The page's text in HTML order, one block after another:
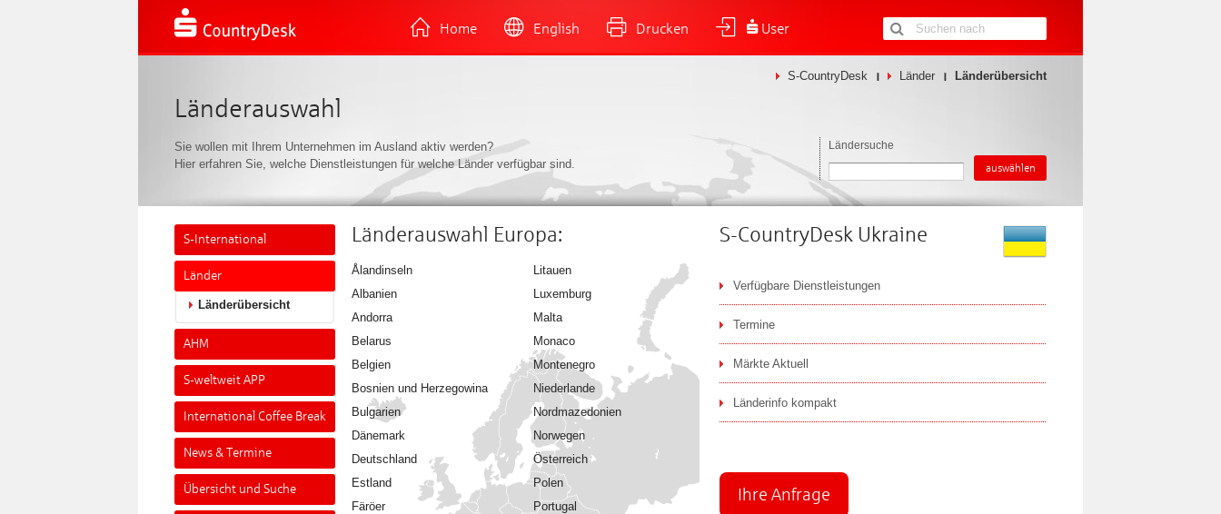
Home English Drucken User
S-CountryDesk Länder Länderübersicht
Länderauswahl
Sie wollen mit Ihrem Unternehmen im Ausland aktiv werden?
Hier erfahren Sie, welche Dienstleistungen für welche Länder verfügbar sind.
Ländersuche
Länderauswahl Europa:
Ålandinseln
Albanien
Andorra
Belarus
Belgien
Bosnien und Herzegowina
Bulgarien
Dänemark
Deutschland
Estland
Färöer
Litauen
Luxemburg
Malta
Monaco
Montenegro
Niederlande
Nordmazedonien
Norwegen
Österreich
Polen
Portugal
S-CountryDesk Ukraine
Verfügbare Dienstleistungen
Termine
Märkte Aktuell
Länderinfo kompakt
Ihre Anfrage
S-International
Länder
Länderübersicht
AHM
S-weltweit APP
International Coffee Break
News & Termine
Übersicht und Suche